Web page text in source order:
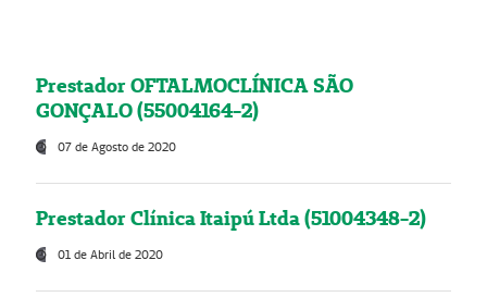
Prestador OFTALMOCLÍNICA SÃO
GONÇALO (55004164-2)
07 de Agosto de 2020
Prestador Clínica Itaipú Ltda (51004348-2)
01 de Abril de 2020